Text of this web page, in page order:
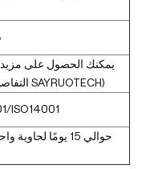
التفاصيل من فريق SAYRUOTECH)
ISO14001